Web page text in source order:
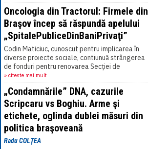
Oncologia din Tractorul: Firmele din
Braşov încep să răspundă apelului
„SpitalePubliceDinBaniPrivaţi”
Codin Maticiuc, cunoscut pentru implicarea în
diverse proiecte sociale, contiunuă strângerea
de fonduri pentru renovarea Secţiei de
Oncologie, din cadrul Spitalului Judeţean Braşov,
care[...]
» citeste mai mult
„Condamnările” DNA, cazurile
Scripcaru vs Boghiu. Arme şi
etichete, oglinda dublei măsuri din
politica braşoveană
Radu COLŢEA